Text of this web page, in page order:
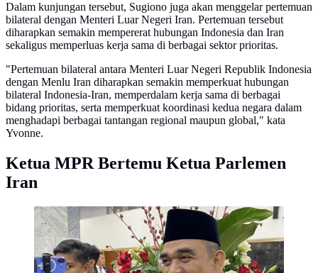
Dalam kunjungan tersebut, Sugiono juga akan menggelar pertemuan
bilateral dengan Menteri Luar Negeri Iran. Pertemuan tersebut
diharapkan semakin mempererat hubungan Indonesia dan Iran
sekaligus memperluas kerja sama di berbagai sektor prioritas.
"Pertemuan bilateral antara Menteri Luar Negeri Republik Indonesia
dengan Menlu Iran diharapkan semakin memperkuat hubungan
bilateral Indonesia-Iran, memperdalam kerja sama di berbagai
bidang prioritas, serta memperkuat koordinasi kedua negara dalam
menghadapi berbagai tantangan regional maupun global," kata
Yvonne.
Ketua MPR Bertemu Ketua Parlemen
Iran
Ketua MPR Ahmad Muzani di Kompleks Parlemen
Senayan, Jakarta, Selasa (7/7/2026). (Foto:
Liputan6.com/Delvira Hutabarat).